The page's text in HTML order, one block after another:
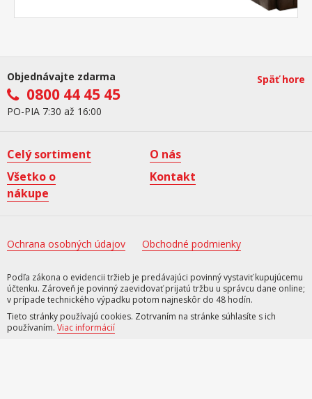
Objednávajte zdarma
0800 44 45 45
PO-PIA 7:30 až 16:00
Späť hore
Celý sortiment
O nás
Všetko o
nákupe
Kontakt
Ochrana osobných údajov Obchodné podmienky
Podľa zákona o evidencii tržieb je predávajúci povinný vystaviť kupujúcemu
účtenku. Zároveň je povinný zaevidovať prijatú tržbu u správcu dane online;
v prípade technického výpadku potom najneskôr do 48 hodín.
Tieto stránky používajú cookies. Zotrvaním na stránke súhlasíte s ich
používaním. Viac informácií